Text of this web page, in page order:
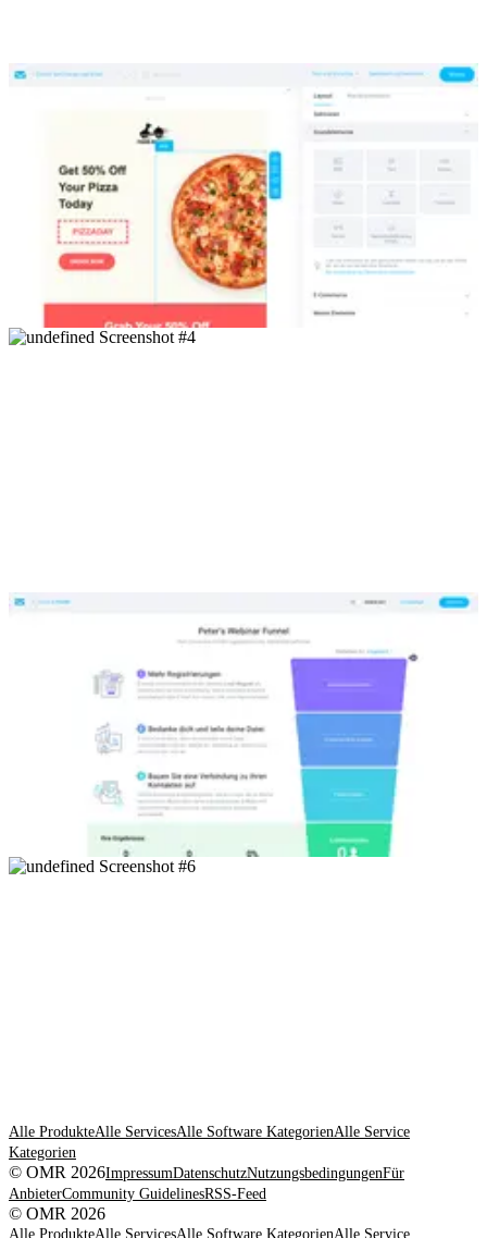
Alle ProdukteAlle ServicesAlle Software KategorienAlle Service
Kategorien
© OMR 2026ImpressumDatenschutzNutzungsbedingungenFür
AnbieterCommunity GuidelinesRSS-Feed
© OMR 2026
Alle ProdukteAlle ServicesAlle Software KategorienAlle Service